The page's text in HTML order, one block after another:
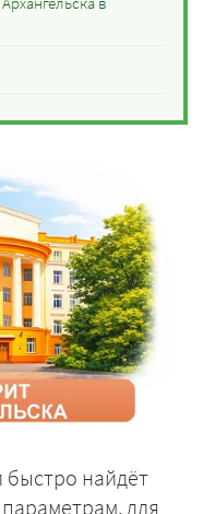
быстро найдёт
для